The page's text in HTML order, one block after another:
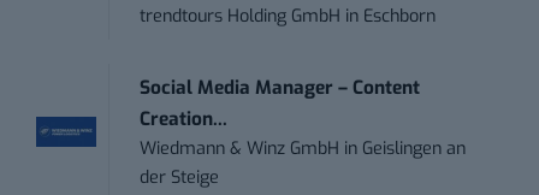
trendtours Holding GmbH in Eschborn
Social Media Manager – Content
Creation...
Wiedmann & Winz GmbH in Geislingen an
der Steige